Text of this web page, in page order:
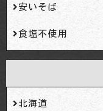
安いそば
食塩不使用
北海道